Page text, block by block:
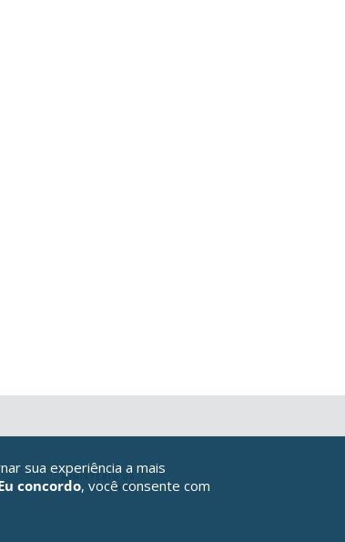
sua experiência a mais
concordo, você consente com